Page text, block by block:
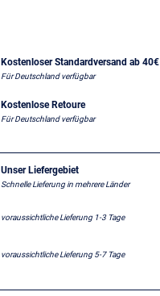
Kostenloser Standardversand ab 40€
Für Deutschland verfügbar
Kostenlose Retoure
Für Deutschland verfügbar
Unser Liefergebiet
Schnelle Lieferung in mehrere Länder
voraussichtliche Lieferung 1-3 Tage
voraussichtliche Lieferung 5-7 Tage